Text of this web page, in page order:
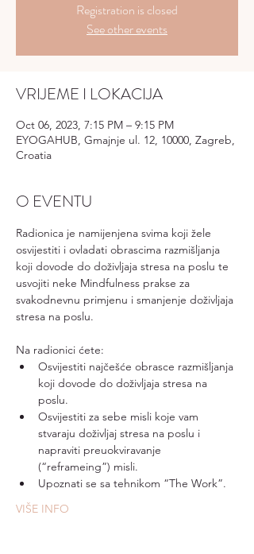
Registration is closed
See other events
VRIJEME I LOKACIJA
Oct 06, 2023, 7:15 PM – 9:15 PM
EYOGAHUB, Gmajnje ul. 12, 10000, Zagreb,
Croatia
O EVENTU
Radionica je namijenjena svima koji žele
osvijestiti i ovladati obrascima razmišljanja
koji dovode do doživljaja stresa na poslu te
usvojiti neke Mindfulness prakse za
svakodnevnu primjenu i smanjenje doživljaja
stresa na poslu.
Na radionici ćete:
Osvijestiti najčešće obrasce razmišljanja
koji dovode do doživljaja stresa na
poslu.
Osvijestiti za sebe misli koje vam
stvaraju doživljaj stresa na poslu i
napraviti preuokviravanje
(“reframeing”) misli.
Upoznati se sa tehnikom “The Work”.
VIŠE INFO